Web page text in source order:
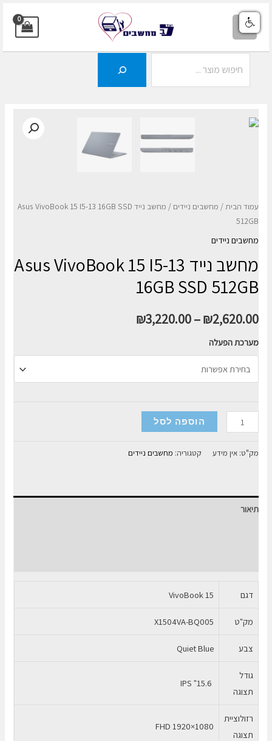
דילוג
לתוכן
MAIN
עמוד הבית/ מחשבים ניידים
/ מחשב נייד Asus VivoBook 15 I5-13 16GB SSD
512GB
מחשבים ניידים
מחשב נייד Asus VivoBook 15 I5-13
16GB SSD 512GB
₪2,620.00
–
₪3,220.00
מערכת הפעלה
כמות
של
מחשב
VivoBook
512GB
הוספה לסל
מק"ט:אין מידע קטגוריה: מחשבים ניידים
תיאור
דגם VivoBook 15
מק"ט X1504VA-BQ005
צבע Quiet Blue
גודל
תצוגה
רזולוציית
תצוגה
FHD 1920×1080